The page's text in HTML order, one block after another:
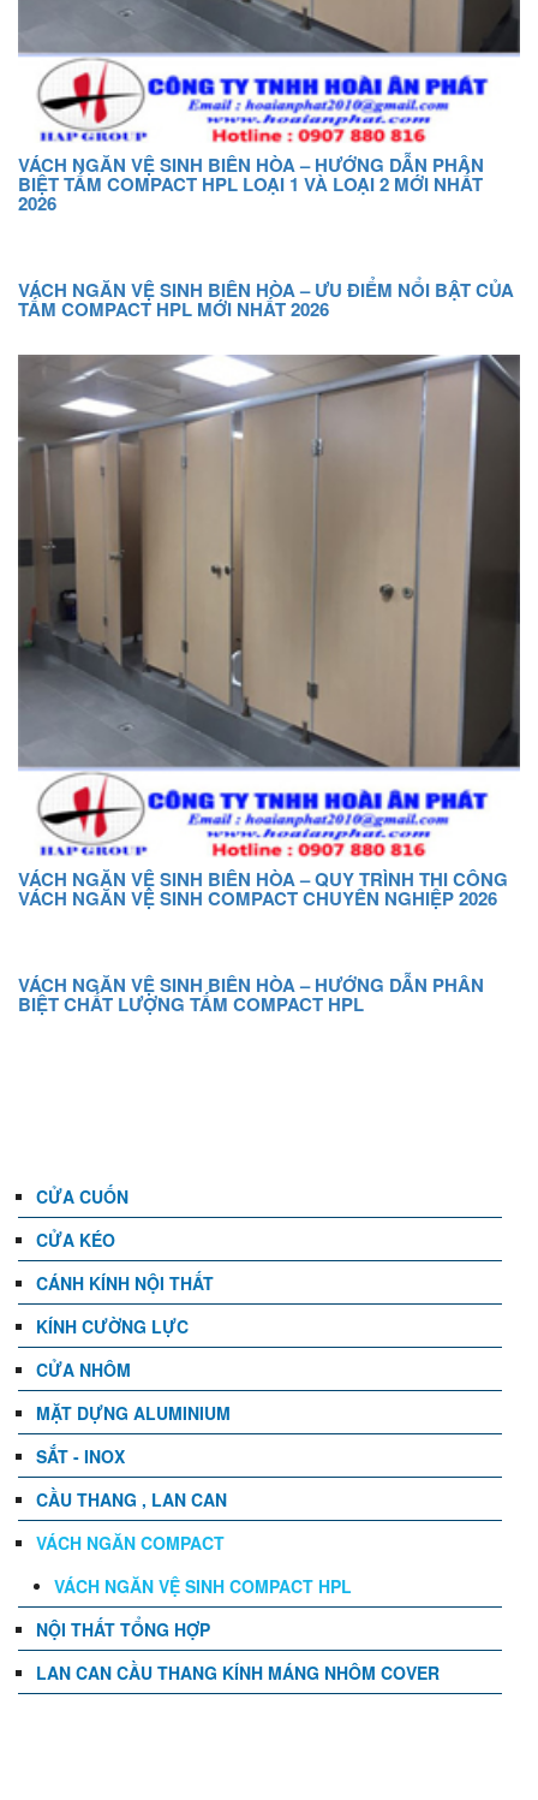
VÁCH NGĂN VỆ SINH BIÊN HÒA – HƯỚNG DẪN PHÂN
BIỆT TẤM COMPACT HPL LOẠI 1 VÀ LOẠI 2 MỚI NHẤT
2026
VÁCH NGĂN VỆ SINH BIÊN HÒA – ƯU ĐIỂM NỔI BẬT CỦA
TẤM COMPACT HPL MỚI NHẤT 2026
VÁCH NGĂN VỆ SINH BIÊN HÒA – QUY TRÌNH THI CÔNG
VÁCH NGĂN VỆ SINH COMPACT CHUYÊN NGHIỆP 2026
VÁCH NGĂN VỆ SINH BIÊN HÒA – HƯỚNG DẪN PHÂN
BIỆT CHẤT LƯỢNG TẤM COMPACT HPL
CỬA CUỐN
CỬA KÉO
CÁNH KÍNH NỘI THẤT
KÍNH CƯỜNG LỰC
CỬA NHÔM
MẶT DỰNG ALUMINIUM
SẮT - INOX
CẦU THANG , LAN CAN
VÁCH NGĂN COMPACT
VÁCH NGĂN VỆ SINH COMPACT HPL
NỘI THẤT TỔNG HỢP
LAN CAN CẦU THANG KÍNH MÁNG NHÔM COVER